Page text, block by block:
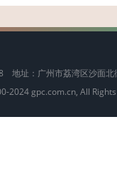
地址：广州市荔湾区沙
2024 gpc.com.cn, All